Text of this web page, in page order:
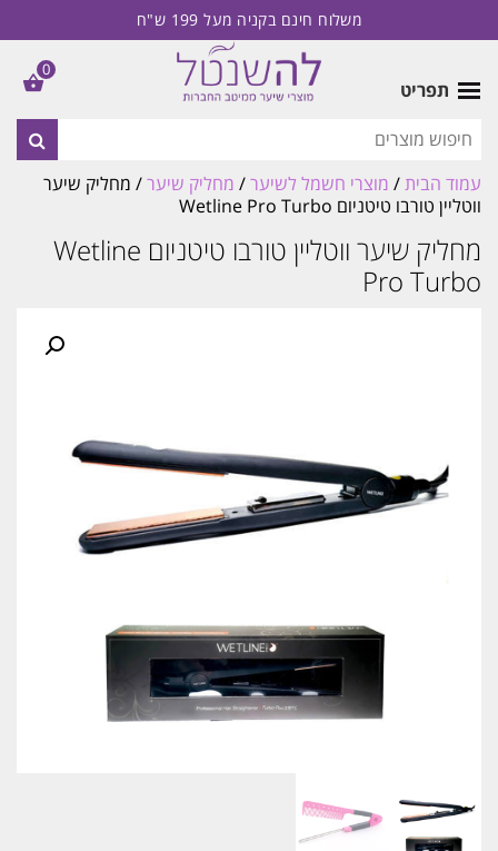
משלוח חינם בקניה מעל 199 ש"ח
תפריט
עמוד הבית/ מוצרי חשמל לשיער/ מחליק שיער/ מחליק שיער
ווטליין טורבו טיטניום Wetline Pro Turbo
מחליק שיער ווטליין טורבו טיטניום Wetline
Pro Turbo
0